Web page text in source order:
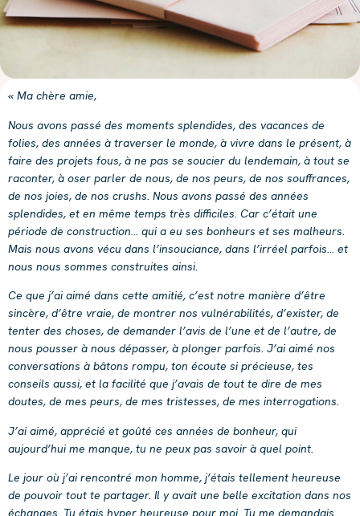
« Ma chère amie,
Nous avons passé des moments splendides, des vacances de
folies, des années à traverser le monde, à vivre dans le présent, à
faire des projets fous, à ne pas se soucier du lendemain, à tout se
raconter, à oser parler de nous, de nos peurs, de nos souffrances,
de nos joies, de nos crushs. Nous avons passé des années
splendides, et en même temps très difficiles. Car c’était une
période de construction… qui a eu ses bonheurs et ses malheurs.
Mais nous avons vécu dans l’insouciance, dans l’irréel parfois… et
nous nous sommes construites ainsi.
Ce que j’ai aimé dans cette amitié, c’est notre manière d’être
sincère, d’être vraie, de montrer nos vulnérabilités, d’exister, de
tenter des choses, de demander l’avis de l’une et de l’autre, de
nous pousser à nous dépasser, à plonger parfois. J’ai aimé nos
conversations à bâtons rompu, ton écoute si précieuse, tes
conseils aussi, et la facilité que j’avais de tout te dire de mes
doutes, de mes peurs, de mes tristesses, de mes interrogations.
J’ai aimé, apprécié et goûté ces années de bonheur, qui
aujourd’hui me manque, tu ne peux pas savoir à quel point.
Le jour où j’ai rencontré mon homme, j’étais tellement heureuse
de pouvoir tout te partager. Il y avait une belle excitation dans nos
échanges. Tu étais hyper heureuse pour moi. Tu me demandais